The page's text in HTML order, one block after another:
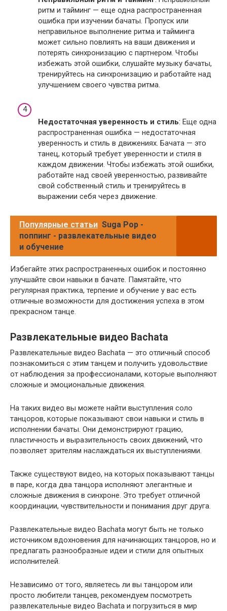
ритм и тайминг — еще одна распространенная
ошибка при изучении бачаты. Пропуск или
неправильное выполнение ритма и тайминга
может сильно повлиять на ваши движения и
потерять синхронизацию с партнером. Чтобы
избежать этой ошибки, слушайте музыку бачаты,
тренируйтесь на синхронизацию и работайте над
улучшением своего чувства ритма.
Недостаточная уверенность и стиль: Еще одна
распространенная ошибка — недостаточная
уверенность и стиль в движениях. Бачата — это
танец, который требует уверенности и стиля в
каждом движении. Чтобы избежать этой ошибки,
работайте над своей уверенностью, развивайте
свой собственный стиль и тренируйтесь в
выражении себя через движение.
Популярные статьи Suga Pop -
поппинг - развлекательные видео
и обучение
Избегайте этих распространенных ошибок и постоянно
улучшайте свои навыки в бачате. Памятайте, что
регулярная практика, терпение и обучение у вас есть
отличные возможности для достижения успеха в этом
прекрасном танце.
Развлекательные видео Bachata
Развлекательные видео Bachata — это отличный способ
познакомиться с этим танцем и получить удовольствие
от наблюдения за профессионалами, которые выполняют
сложные и эмоциональные движения.
На таких видео вы можете найти выступления соло
танцоров, которые показывают свои навыки и стиль в
исполнении бачаты. Они демонстрируют грацию,
пластичность и выразительность своих движений, что
позволяет зрителям наслаждаться их выступлениями.
Также существуют видео, на которых показывают танцы
в паре, когда два танцора исполняют элегантные и
сложные движения в синхроне. Это требует отличной
координации, чувствительности и понимания друг друга.
Развлекательные видео Bachata могут быть не только
источником вдохновения для начинающих танцоров, но и
предлагать разнообразные идеи и стили для опытных
исполнителей.
Независимо от того, являетесь ли вы танцором или
просто любители танцев, рекомендуем посмотреть
развлекательные видео Bachata и погрузиться в мир